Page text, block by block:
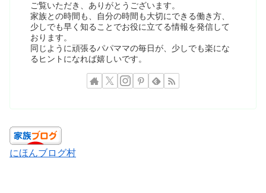
ご覧いただき、ありがとうございます。
家族との時間も、自分の時間も大切にできる働き方、
少しでも早く知ることでお役に立てる情報を発信して
おります。
同じように頑張るパパママの毎日が、少しでも楽にな
るヒントになれば嬉しいです。
にほんブログ村